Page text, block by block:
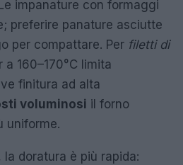
impanature con formaggi
preferire panature asciutte
per compattare. Per filetti di
160–170°C limita
finitura ad alta
voluminosi il forno
uniforme.
doratura è più rapida: